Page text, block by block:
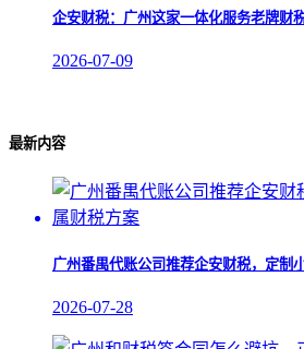
企安财税：广州这家一体化服务老牌财
2026-07-09
最新内容
广州番禺代账公司推荐企安财税，定制
2026-07-28